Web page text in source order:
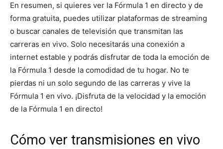
En resumen, si quieres ver la Fórmula 1 en directo y de
forma gratuita, puedes utilizar plataformas de streaming
o buscar canales de televisión que transmitan las
carreras en vivo. Solo necesitarás una conexión a
internet estable y podrás disfrutar de toda la emoción de
la Fórmula 1 desde la comodidad de tu hogar. No te
pierdas ni un solo segundo de las carreras y vive la
Fórmula 1 en vivo. ¡Disfruta de la velocidad y la emoción
de la Fórmula 1 en directo!
Cómo ver transmisiones en vivo